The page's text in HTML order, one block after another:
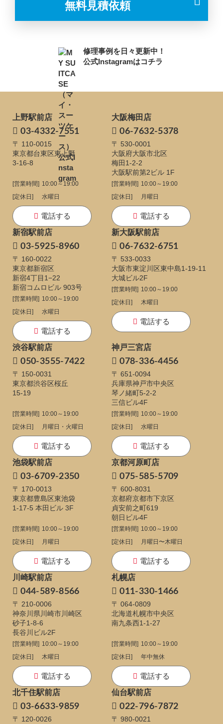
無料見積依頼
修理事例を日々更新中！
公式Instagramはコチラ
上野駅前店
03-4332-7551
〒 110-0015
東京都台東区東上野
3-16-8
[営業時間] 10:00～19:00
[定休日]
水曜日
電話する
大阪梅田店
06-7632-5378
〒 530-0001
大阪府大阪市北区
梅田1-2-2
大阪駅前第2ビル 1F
[営業時間] 10:00～19:00
[定休日]
月曜日
電話する
新宿駅前店
03-5925-8960
〒 160-0022
東京都新宿区
新宿4丁目1−22
新宿コムロビル 903号
[営業時間] 10:00～19:00
[定休日]
水曜日
電話する
新大阪駅前店
06-7632-6751
〒 533-0033
大阪市東淀川区東中島1-19-11
大城ビル2F
[営業時間] 10:00～19:00
[定休日]
木曜日
電話する
渋谷駅前店
050-3555-7422
〒 150-0031
東京都渋谷区桜丘
15-19
[営業時間] 10:00～19:00
[定休日]
月曜日・火曜日
電話する
神戸三宮店
078-336-4456
〒 651-0094
兵庫県神戸市中央区
琴ノ緒町5-2-2
三信ビル4F
[営業時間] 10:00～19:00
[定休日]
水曜日
電話する
池袋駅前店
03-6709-2350
〒 170-0013
東京都豊島区東池袋
1-17-5 本田ビル 3F
[営業時間] 10:00～19:00
[定休日]
月曜日
電話する
京都河原町店
075-585-5709
〒 600-8031
京都府京都市下京区
貞安前之町619
朝日ビル4F
[営業時間] 10:00～19:00
[定休日]
月曜日〜木曜日
電話する
川崎駅前店
044-589-8566
〒 210-0006
神奈川県川崎市川崎区
砂子1-8-6
長谷川ビル2F
[営業時間] 10:00～19:00
[定休日]
木曜日
電話する
札幌店
011-330-1466
〒 064-0809
北海道札幌市中央区
南九条西1-1-27
[営業時間] 10:00～19:00
[定休日]
年中無休
電話する
北千住駅前店
03-6633-9859
〒 120-0026
仙台駅前店
022-796-7872
〒 980-0021